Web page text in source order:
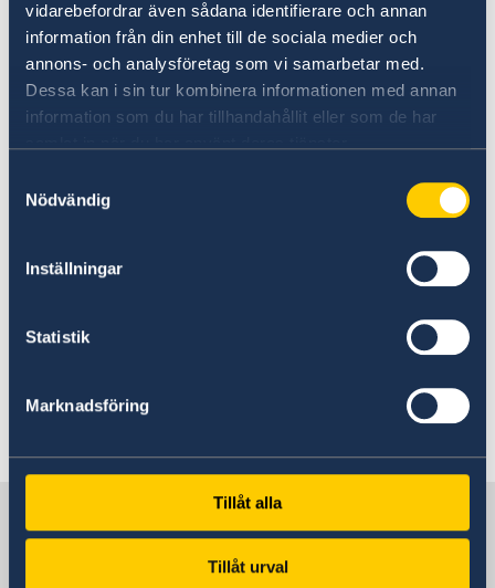
vidarebefordrar även sådana identifierare och annan
information från din enhet till de sociala medier och
annons- och analysföretag som vi samarbetar med.
Dessa kan i sin tur kombinera informationen med annan
information som du har tillhandahållit eller som de har
Nödvändig
Inställningar
Statistik
Marknadsföring
Tillåt alla
Tillåt urval
Fastighetsägande
Utlänningar får enligt indonesisk lag inte äga
fastigheter. Den som överväger att investera i
fast egendom bör rådgöra med en lokal
Vissa svenska lagar, exempelvis de som rör
Svenskar som begår sådana brott kan åtalas i
Sverige i Indonesien